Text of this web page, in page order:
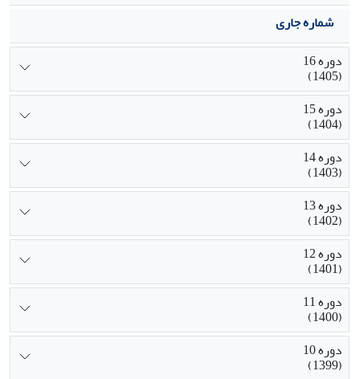
شماره جاری
دوره 16
(1405)
دوره 15
(1404)
دوره 14
(1403)
دوره 13
(1402)
دوره 12
(1401)
دوره 11
(1400)
دوره 10
(1399)